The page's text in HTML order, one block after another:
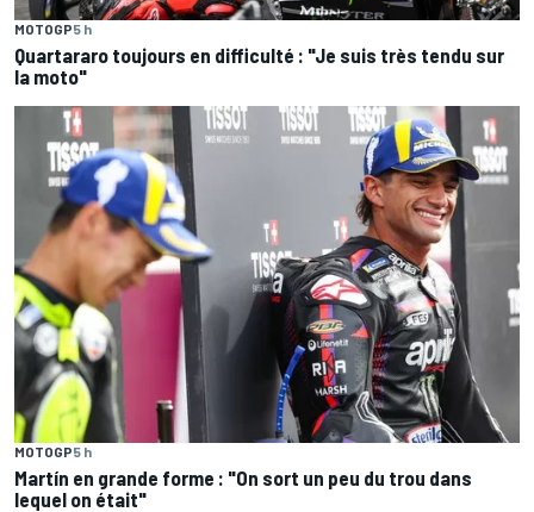
MOTOGP5 h
Quartararo toujours en difficulté : "Je suis très tendu sur
la moto"
MOTOGP5 h
Martín en grande forme : "On sort un peu du trou dans
lequel on était"